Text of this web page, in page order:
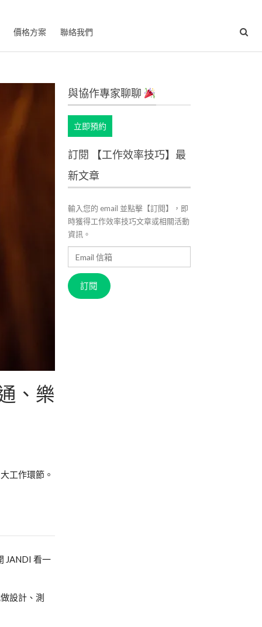
價格方案 聯絡我們
、樂
工作環節。
JANDI 看一
設計、測
與協作專家聊聊
立即預約
訂閱 【工作效率技巧】最
新文章
輸入您的 email 並點擊【訂閱】，即
時獲得工作效率技巧文章或相關活動
資訊。
信
箱
訂閱